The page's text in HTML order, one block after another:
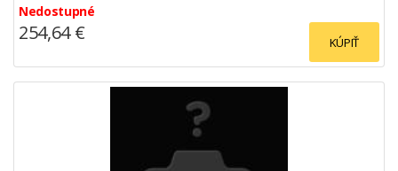
Nedostupné
KÚPIŤ
254,64 €